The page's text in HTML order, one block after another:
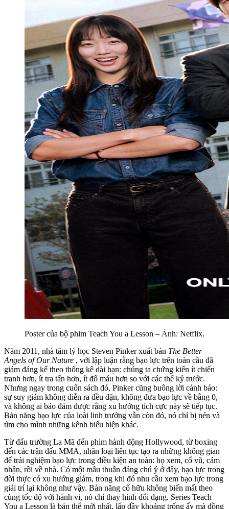
Poster của bộ phim Teach You a Lesson – Ảnh: Netflix.
Năm 2011, nhà tâm lý học Steven Pinker xuất bản The Better
Angels of Our Nature , với lập luận rằng bạo lực trên toàn cầu đã
giảm đáng kể theo thống kê dài hạn: chúng ta chứng kiến ít chiến
tranh hơn, ít tra tấn hơn, ít đổ máu hơn so với các thế kỷ trước.
Nhưng ngay trong cuốn sách đó, Pinker cũng buông lời cảnh báo:
sự suy giảm không diễn ra đều đặn, không đưa bạo lực về bằng 0,
và không ai bảo đảm được rằng xu hướng tích cực này sẽ tiếp tục.
Bản năng bạo lực của loài linh trưởng vẫn còn đó, nó chỉ bị nén và
tìm cho mình những kênh biểu hiện khác.
Từ đấu trường La Mã đến phim hành động Hollywood, từ boxing
đến các trận đấu MMA, nhân loại liên tục tạo ra những không gian
để trải nghiệm bạo lực trong điều kiện an toàn: họ xem, cổ vũ, cảm
nhận, rồi về nhà. Có một mâu thuẫn đáng chú ý ở đây, bạo lực trong
đời thực có xu hướng giảm, trong khi đó nhu cầu xem bạo lực trong
giải trí lại không như vậy. Bản năng cố hữu không biến mất theo
cùng tốc độ với hành vi, nó chỉ thay hình đổi dạng. Series Teach
You a Lesson là bản thể mới nhất, lấp đầy khoảng trống ấy mà đồng